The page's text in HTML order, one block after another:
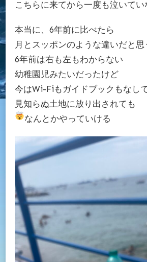
こちらに来てから一度も泣いてい
本当に、6年前に比べたら
月とスッポンのような違いだと思
6年前は右も左もわからない
幼稚園児みたいだったけど
今はWi-Fiもガイドブックもなし
見知らぬ土地に放り出されても
なんとかやっていける